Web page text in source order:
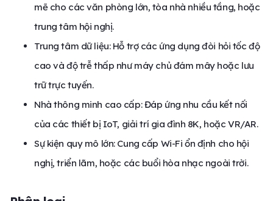
mẽ cho các văn phòng lớn, tòa nhà nhiều tầng, hoặc
trung tâm hội nghị.
Trung tâm dữ liệu: Hỗ trợ các ứng dụng đòi hỏi tốc độ
cao và độ trễ thấp như máy chủ đám mây hoặc lưu
trữ trực tuyến.
Nhà thông minh cao cấp: Đáp ứng nhu cầu kết nối
của các thiết bị IoT, giải trí gia đình 8K, hoặc VR/AR.
Sự kiện quy mô lớn: Cung cấp Wi-Fi ổn định cho hội
nghị, triển lãm, hoặc các buổi hòa nhạc ngoài trời.